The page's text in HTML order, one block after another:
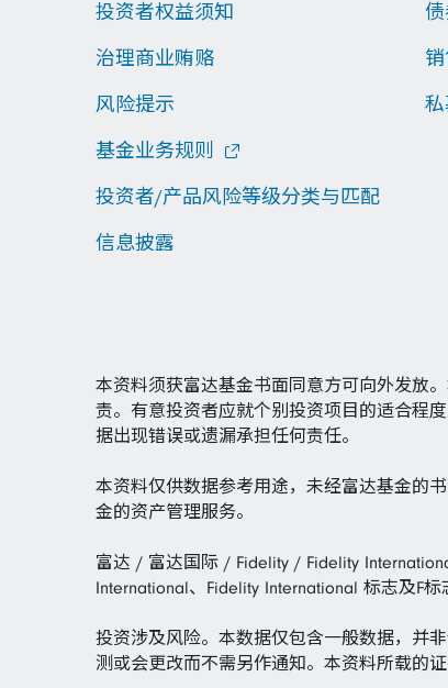
投资者权益须知
治理商业贿赂
风险提示
基金业务规则
投资者/产品风险等级分类与匹配
信息披露
本资料须获富达基金书面同意方可向外发放
责。有意投资者应就个别投资项目的适合程
据出现错误或遗漏承担任何责任。
本资料仅供数据参考用途，未经富达基金的
金的资产管理服务。
富达 / 富达国际 / Fidelity / Fidelity
International、Fidelity International 标志及F
投资涉及风险。本数据仅包含一般数据，并
测或会更改而不需另作通知。本资料所载的